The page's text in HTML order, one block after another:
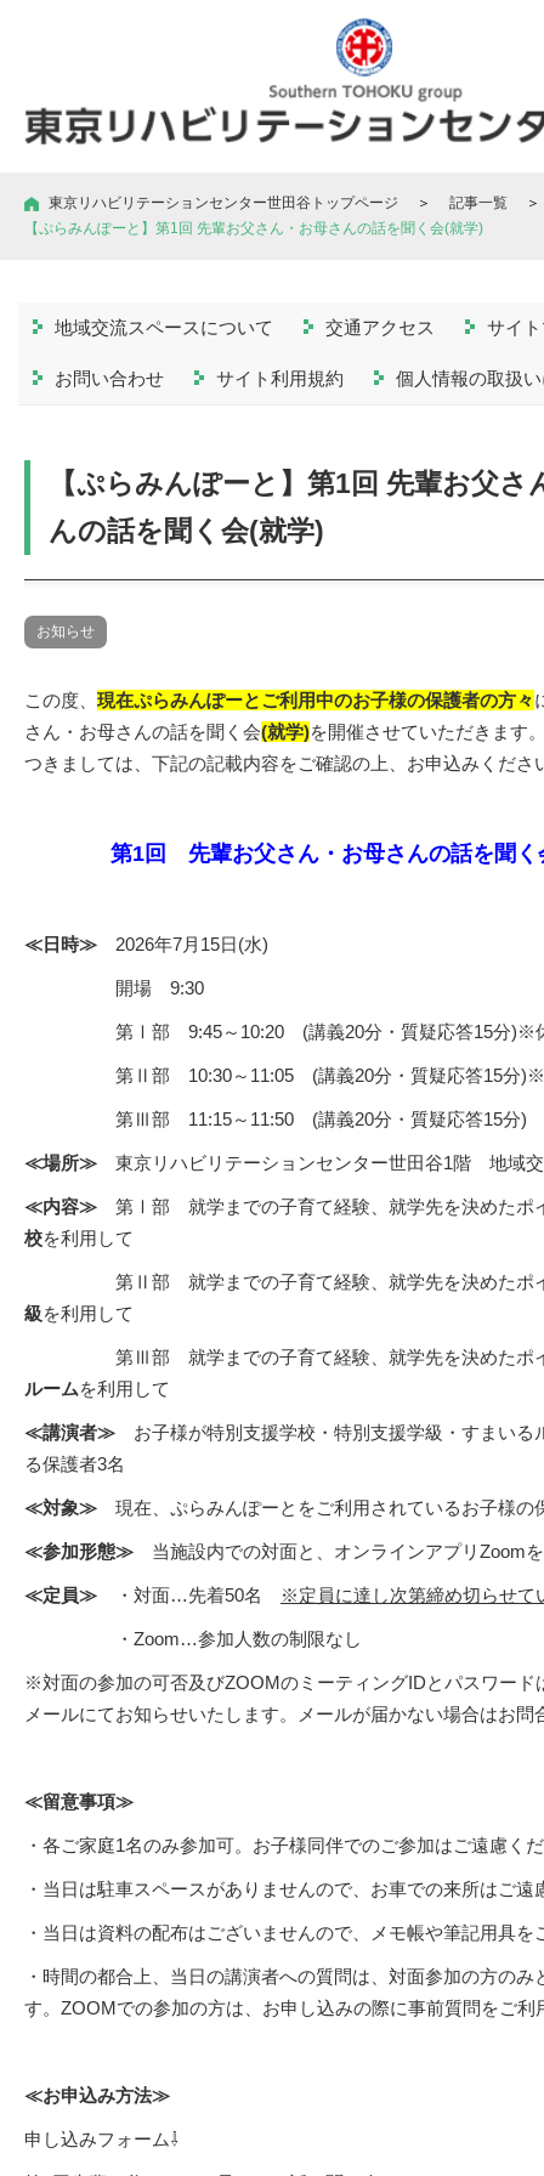
東京リハビリテーションセンター世田谷トップページ ＞ 記事一覧
＞
【ぷらみんぽーと】第1回 先輩お父さん・お母さんの話を聞く会(就学)
地域交流スペースについて 交通アクセス サイ
お問い合わせ サイト利用規約 個人情報の取扱
【ぷらみんぽーと】第1回 先輩お父さ
んの話を聞く会(就学)
お知らせ
この度、 現在ぷらみんぽーとご利用中のお子様の保護者の方々
さん・お母さんの話を聞く会(就学)を開催させていただきます
つきましては、下記の記載内容をご確認の上、お申込みくださ
第1回 先輩お父さん・お母さんの話を聞く
≪日時≫ 2026年7月15日(水)
開場 9:30
第Ⅰ部 9:45～10:20 (講義20分・質疑応答15分)※休
第Ⅱ部 10:30～11:05 (講義20分・質疑応答15分)※
第Ⅲ部 11:15～11:50 (講義20分・質疑応答15分)
≪場所≫ 東京リハビリテーションセンター世田谷1階 地域
≪内容≫ 第Ⅰ部 就学までの子育て経験、就学先を決めたポ
校を利用して
第Ⅱ部 就学までの子育て経験、就学先を決めたポ
級を利用して
第Ⅲ部 就学までの子育て経験、就学先を決めたポ
ルームを利用して
≪講演者≫ お子様が特別支援学校・特別支援学級・すまいる
る保護者3名
≪対象≫ 現在、ぷらみんぽーとをご利用されているお子様の
≪参加形態≫ 当施設内での対面と、オンラインアプリZoom
≪定員≫ ・対面…先着50名 ※定員に達し次第締め切らせて
・Zoom…参加人数の制限なし
※対面の参加の可否及びZOOMのミーティングIDとパスワード
メールにてお知らせいたします。メールが届かない場合はお問
≪留意事項≫
・各ご家庭1名のみ参加可。お子様同伴でのご参加はご遠慮く
・当日は駐車スペースがありませんので、お車での来所はご遠
・当日は資料の配布はございませんので、メモ帳や筆記用具を
・時間の都合上、当日の講演者への質問は、対面参加の方のみ
す。ZOOMでの参加の方は、お申し込みの際に事前質問をご利
≪お申込み方法≫
申し込みフォーム⇩